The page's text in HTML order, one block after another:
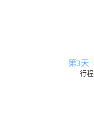
第3天
行程